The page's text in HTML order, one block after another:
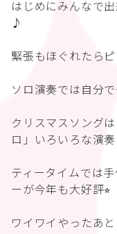
はじめにみんなで
♪
緊張もほぐれたらピ
ソロ演奏では自分
クリスマスソング
ロ」いろいろな演
ティータイムでは
ーが今年も大好評⭐︎
ワイワイやったあ